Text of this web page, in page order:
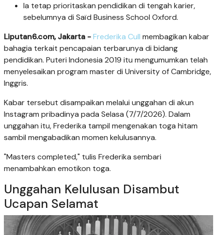
Ia tetap prioritaskan pendidikan di tengah karier,
sebelumnya di Saïd Business School Oxford.
Liputan6.com, Jakarta -Frederika Cull membagikan kabar
bahagia terkait pencapaian terbarunya di bidang
pendidikan. Puteri Indonesia 2019 itu mengumumkan telah
menyelesaikan program master di University of Cambridge,
Inggris.
Kabar tersebut disampaikan melalui unggahan di akun
Instagram pribadinya pada Selasa (7/7/2026). Dalam
unggahan itu, Frederika tampil mengenakan toga hitam
sambil mengabadikan momen kelulusannya.
"Masters completed," tulis Frederika sembari
menambahkan emotikon toga.
Unggahan Kelulusan Disambut
Ucapan Selamat